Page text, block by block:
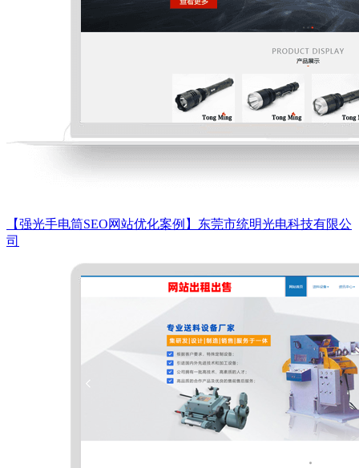
【强光手电筒SEO网站优化案例】东莞市统明光电科技有限公
司